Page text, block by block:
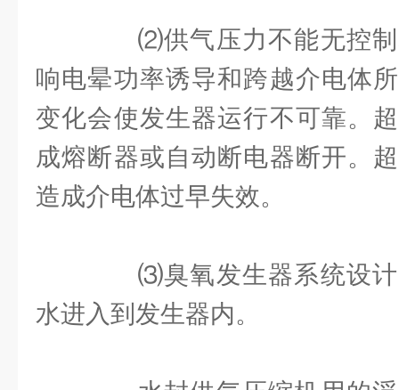
⑵供气压力不能无控制
响电晕功率诱导和跨越介电体
变化会使发生器运行不可靠。
成熔断器或自动断电器断开。
造成介电体过早失效。
⑶臭氧发生器系统设计
水进入到发生器内。